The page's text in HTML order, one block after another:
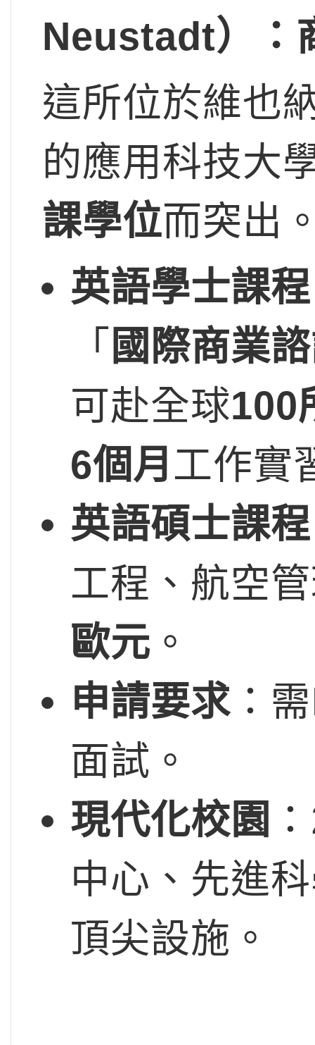
Neustadt）：
這所位於維也
的應用科技大
課學位而突出
英語學士課程
「 國際商業
可赴全球100
6個月 工作實
英語碩士課程
工程、航空
歐元 。
申請要求：
面試。
現代化校園
中心、先進
頂尖設施。